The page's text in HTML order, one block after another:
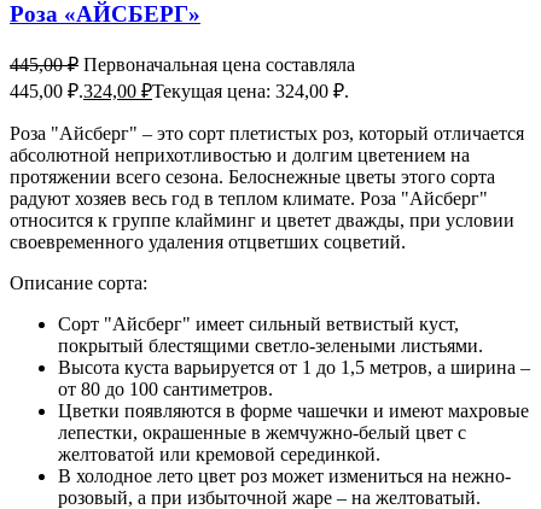
Роза «АЙСБЕРГ»
445,00₽ Первоначальная цена составляла
445,00 ₽.324,00 ₽Текущая цена: 324,00 ₽.
Роза "Айсберг" – это сорт плетистых роз, который отличается
абсолютной неприхотливостью и долгим цветением на
протяжении всего сезона. Белоснежные цветы этого сорта
радуют хозяев весь год в теплом климате. Роза "Айсберг"
относится к группе клайминг и цветет дважды, при условии
своевременного удаления отцветших соцветий.
Описание сорта:
Сорт "Айсберг" имеет сильный ветвистый куст,
покрытый блестящими светло-зелеными листьями.
Высота куста варьируется от 1 до 1,5 метров, а ширина –
от 80 до 100 сантиметров.
Цветки появляются в форме чашечки и имеют махровые
лепестки, окрашенные в жемчужно-белый цвет с
желтоватой или кремовой серединкой.
В холодное лето цвет роз может измениться на нежно-
розовый, а при избыточной жаре – на желтоватый.